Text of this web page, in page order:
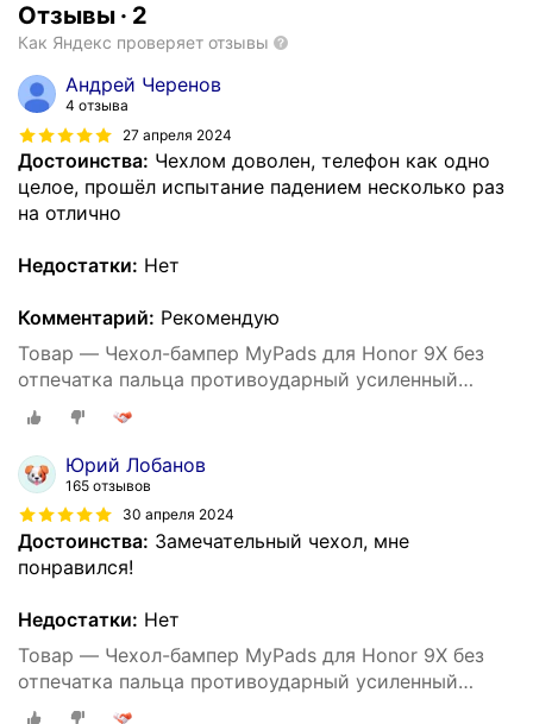
Отзывы · 2
Как Яндекс проверяет отзывы
Андрей Черенов
4 отзыва
27 апреля 2024
Достоинства: Чехлом доволен, телефон как одно
целое, прошёл испытание падением несколько раз
на отлично
Недостатки: Нет
Комментарий: Рекомендую
Товар — Чехол-бампер MyPads для Honor 9X без
отпечатка пальца противоударный усиленный
ударопрочный черный
Юрий Лобанов
165 отзывов
30 апреля 2024
Достоинства: Замечательный чехол, мне
понравился!
Недостатки: Нет
Товар — Чехол-бампер MyPads для Honor 9X без
отпечатка пальца противоударный усиленный
ударопрочный черный